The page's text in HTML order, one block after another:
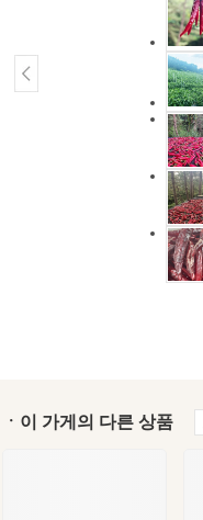
ㆍ이 가게의 다른 상품